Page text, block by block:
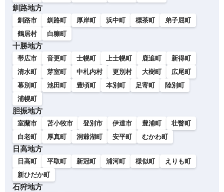
釧路地方
釧路市 釧路町 厚岸町 浜中町 標茶町
弟子屈町
鶴居村
白糠町
十勝地方
帯広市 音更町 士幌町 上士幌町 鹿追町
新得町
清水町
芽室町 中札内村 更別村 大樹町
広尾町
幕別町
池田町 豊頃町 本別町 足寄町
陸別町
浦幌町
胆振地方
室蘭市 苫小牧市 登別市 伊達市 豊浦町
壮瞥町
白老町
厚真町 洞爺湖町 安平町 むかわ町
日高地方
日高町 平取町 新冠町 浦河町 様似町
えりも町
新ひだか町
石狩地方